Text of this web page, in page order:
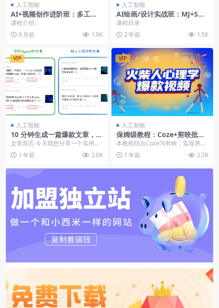
人工智能
AI+视频创作进阶班：多工具
协作，分镜到生成，商业化视
频高效制作与变现
课程介绍：
9 月前
1.9K
人工智能
AI绘画/设计实战班：MJ+SD+
ChatGPT，一站式掌握未来设
计技能
课程目录
2 年前
1.5K
VIP
人工智能
10 分钟生成一篇爆款文章，普
通人也能学会的 AI Agent 工
程）
文章前言 今天我想分享一个实用主
题：如何将 AI 从简单的聊天工具升
级为专属工作...
1 年前 2.0K
VIP
人工智能
保姆级教程：Coze+剪映批量
制作火柴人心理学视频，三大
档教程】
本教程结合Coze与剪映，实现养
生、科普、心理疗愈等赛道的“火柴
人心理学”批量自...
1 年前 2.7K